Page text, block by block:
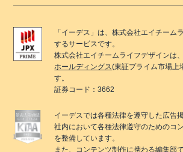
「 イーデス 」は、株式会社エイチーム
するサービスです。
株式会社エイチームライフデザインは
ホールディングス(東証プライム市場上
す。
証券コード：3662
イーデスでは各種法律を遵守した広告
社内において各種法律遵守のためのコ
を整備しています。
また、コンテンツ制作に携わる編集部